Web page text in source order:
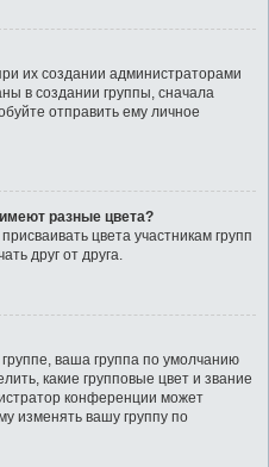
их создании администраторами
в создании группы, сначала
отправить ему личное
разные цвета?
цвета участникам групп
друг от друга.
ваша группа по умолчанию
какие групповые цвет и звание
конференции может
изменять вашу группу по